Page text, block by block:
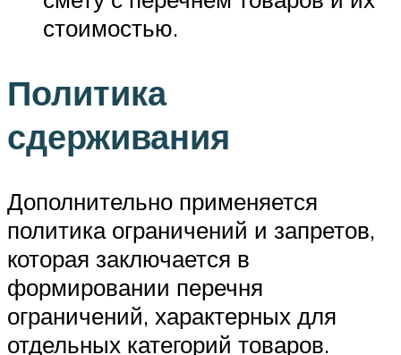
стоимостью.
Политика
сдерживания
Дополнительно применяется
политика ограничений и запретов,
которая заключается в
формировании перечня
ограничений, характерных для
отдельных категорий товаров.